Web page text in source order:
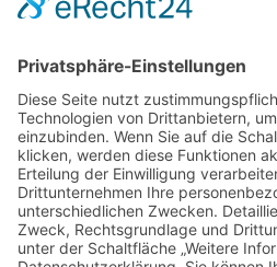
Kölner Straße 190,
57290 Neunkirchen
Tel.: 0 27 35 / 77 37-10
Mobil: 0160 / 97 26 35 52
E-Mail: info@regionaler-jobverbund.de